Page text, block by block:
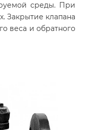
среды. При
Закрытие клапана
веса и обратного